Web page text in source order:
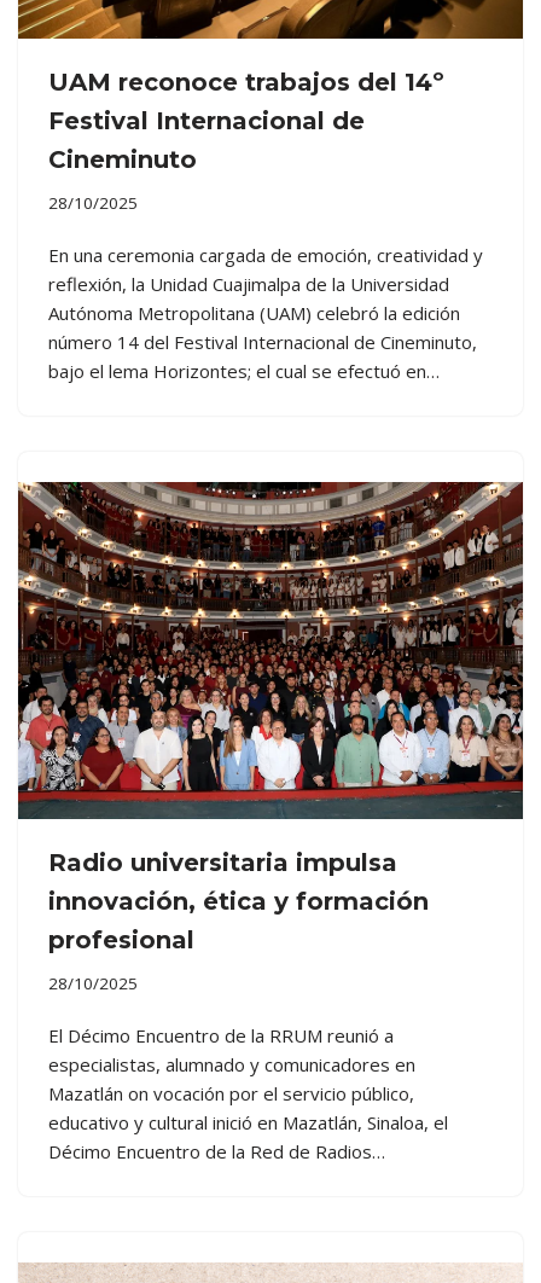
UAM reconoce trabajos del 14º
Festival Internacional de
Cineminuto
28/10/2025
En una ceremonia cargada de emoción, creatividad y
reflexión, la Unidad Cuajimalpa de la Universidad
Autónoma Metropolitana (UAM) celebró la edición
número 14 del Festival Internacional de Cineminuto,
bajo el lema Horizontes; el cual se efectuó en…
Radio universitaria impulsa
innovación, ética y formación
profesional
28/10/2025
El Décimo Encuentro de la RRUM reunió a
especialistas, alumnado y comunicadores en
Mazatlán on vocación por el servicio público,
educativo y cultural inició en Mazatlán, Sinaloa, el
Décimo Encuentro de la Red de Radios…